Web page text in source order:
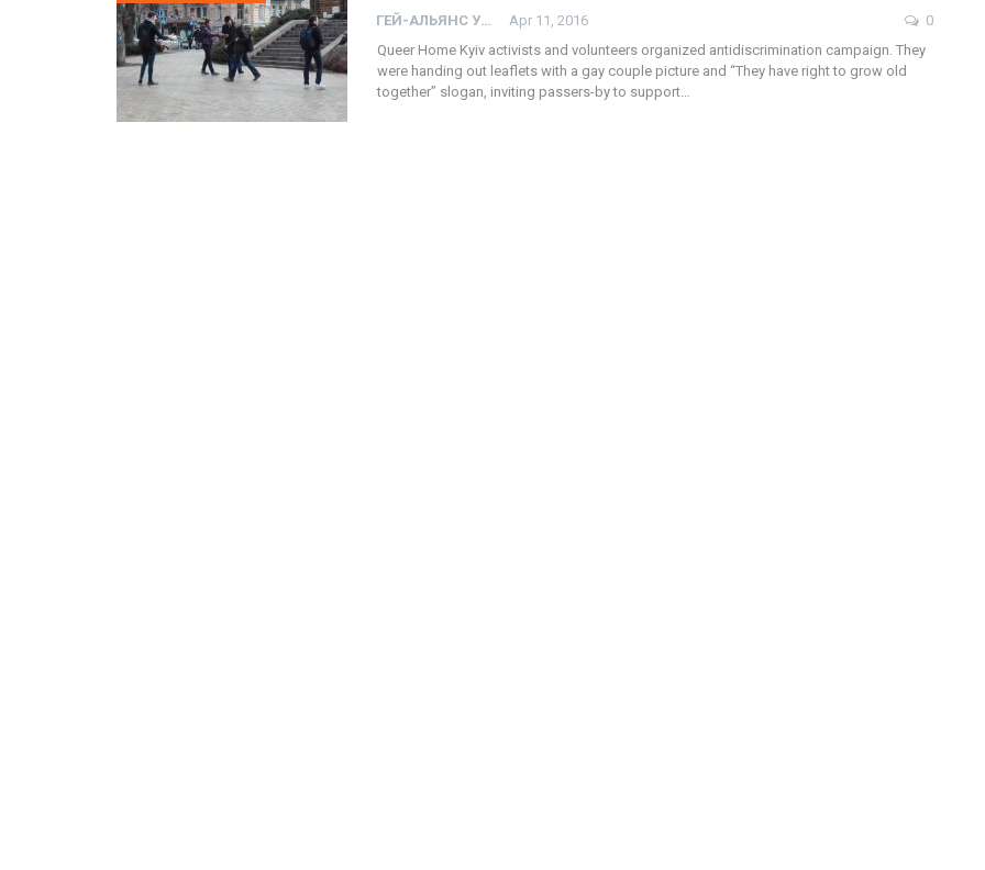
ГЕЙ-АЛЬЯНС УКРАИНА Apr 11, 2016
0
Queer Home Kyiv activists and volunteers organized antidiscrimination campaign. They
were handing out leaflets with a gay couple picture and “They have right to grow old
together” slogan, inviting passers-by to support…